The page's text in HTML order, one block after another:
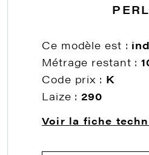
Ce modèle est :
Métrage restant :
Code prix : K
Laize :290
Voir la fiche